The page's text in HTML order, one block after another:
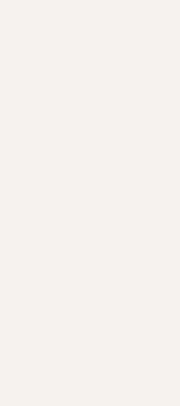
!
commande (hors
machines à thé
en cours).
le dans le champ